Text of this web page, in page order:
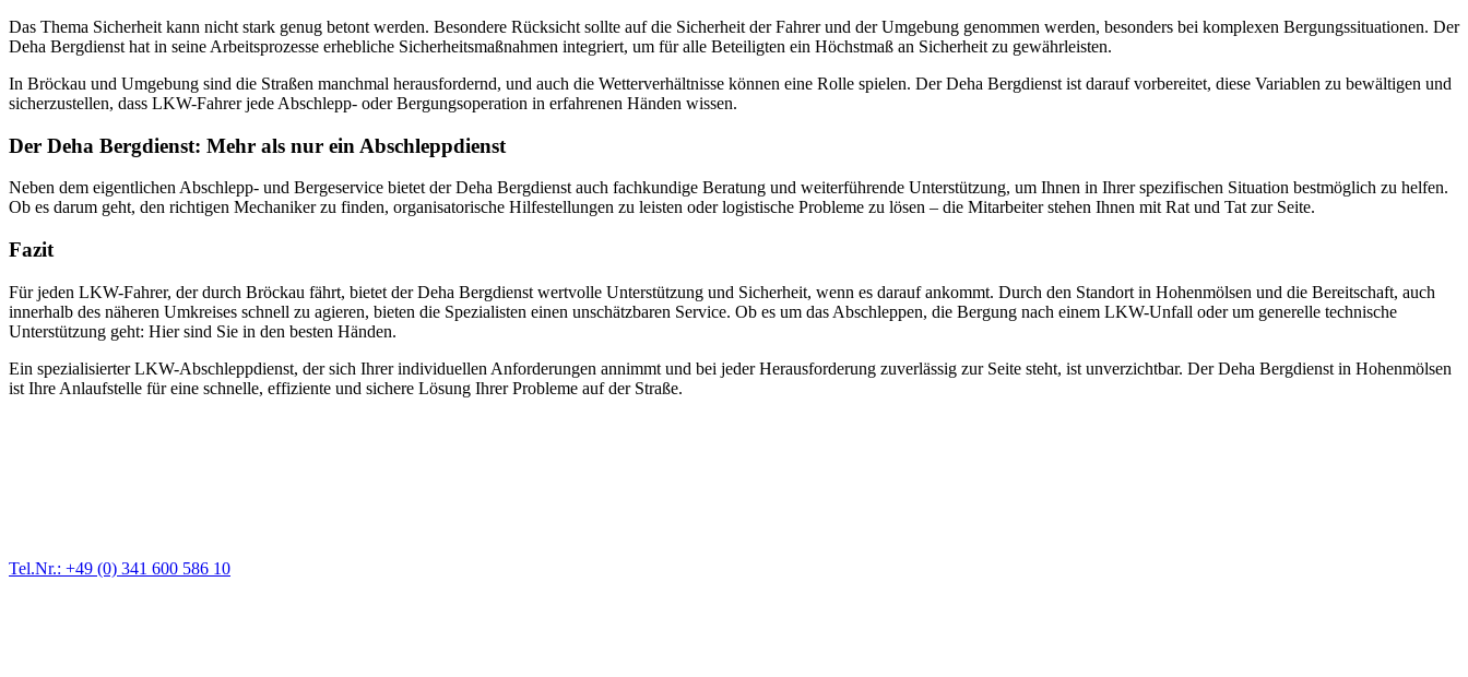
Das Thema Sicherheit kann nicht stark genug betont werden. Besondere Rücksicht sollte auf die Sicherheit der Fahrer und der Umgebung genommen werden, besonders bei komplexen Bergungssituationen. Der
Deha Bergdienst hat in seine Arbeitsprozesse erhebliche Sicherheitsmaßnahmen integriert, um für alle Beteiligten ein Höchstmaß an Sicherheit zu gewährleisten.
In Bröckau und Umgebung sind die Straßen manchmal herausfordernd, und auch die Wetterverhältnisse können eine Rolle spielen. Der Deha Bergdienst ist darauf vorbereitet, diese Variablen zu bewältigen und
sicherzustellen, dass LKW-Fahrer jede Abschlepp- oder Bergungsoperation in erfahrenen Händen wissen.
Der Deha Bergdienst: Mehr als nur ein Abschleppdienst
Neben dem eigentlichen Abschlepp- und Bergeservice bietet der Deha Bergdienst auch fachkundige Beratung und weiterführende Unterstützung, um Ihnen in Ihrer spezifischen Situation bestmöglich zu helfen.
Ob es darum geht, den richtigen Mechaniker zu finden, organisatorische Hilfestellungen zu leisten oder logistische Probleme zu lösen – die Mitarbeiter stehen Ihnen mit Rat und Tat zur Seite.
Fazit
Für jeden LKW-Fahrer, der durch Bröckau fährt, bietet der Deha Bergdienst wertvolle Unterstützung und Sicherheit, wenn es darauf ankommt. Durch den Standort in Hohenmölsen und die Bereitschaft, auch
innerhalb des näheren Umkreises schnell zu agieren, bieten die Spezialisten einen unschätzbaren Service. Ob es um das Abschleppen, die Bergung nach einem LKW-Unfall oder um generelle technische
Unterstützung geht: Hier sind Sie in den besten Händen.
Ein spezialisierter LKW-Abschleppdienst, der sich Ihrer individuellen Anforderungen annimmt und bei jeder Herausforderung zuverlässig zur Seite steht, ist unverzichtbar. Der Deha Bergdienst in Hohenmölsen
ist Ihre Anlaufstelle für eine schnelle, effiziente und sichere Lösung Ihrer Probleme auf der Straße.
Tel.Nr.: +49 (0) 341 600 586 10